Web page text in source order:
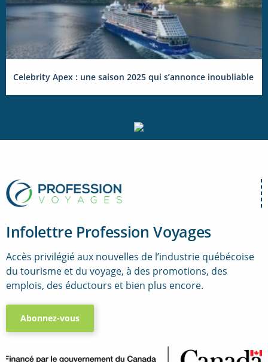
Celebrity Apex : une saison 2025 qui s’annonce inoubliable
Infolettre Profession Voyages
Accès privilégié aux nouvelles de l’industrie québécoise
du tourisme et du voyage, à des promotions, des
emplois, des éductours et bien plus encore.
Abonnez-vous